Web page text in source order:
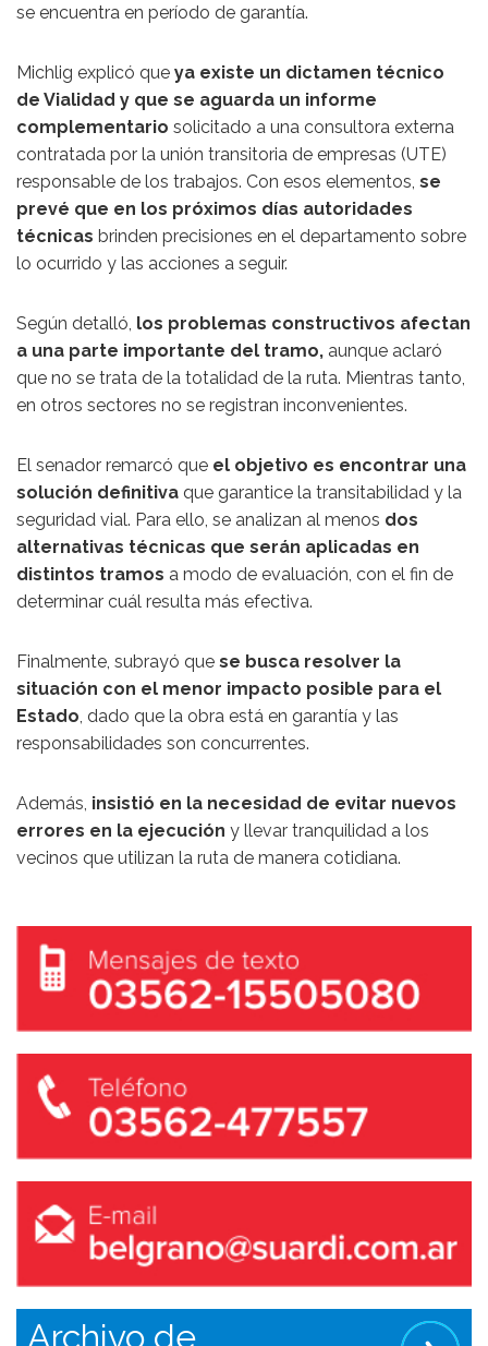
se encuentra en período de garantía.
Michlig explicó que ya existe un dictamen técnico
de Vialidad y que se aguarda un informe
complementario solicitado a una consultora externa
contratada por la unión transitoria de empresas (UTE)
responsable de los trabajos. Con esos elementos, se
prevé que en los próximos días autoridades
técnicas brinden precisiones en el departamento sobre
lo ocurrido y las acciones a seguir.
Según detalló, los problemas constructivos afectan
a una parte importante del tramo, aunque aclaró
que no se trata de la totalidad de la ruta. Mientras tanto,
en otros sectores no se registran inconvenientes.
El senador remarcó que el objetivo es encontrar una
solución definitiva que garantice la transitabilidad y la
seguridad vial. Para ello, se analizan al menos dos
alternativas técnicas que serán aplicadas en
distintos tramos a modo de evaluación, con el fin de
determinar cuál resulta más efectiva.
Finalmente, subrayó que se busca resolver la
situación con el menor impacto posible para el
Estado , dado que la obra está en garantía y las
responsabilidades son concurrentes.
Además, insistió en la necesidad de evitar nuevos
errores en la ejecución y llevar tranquilidad a los
vecinos que utilizan la ruta de manera cotidiana.
Archivo de